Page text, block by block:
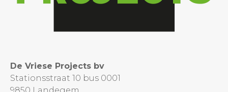
De Vriese Projects bv
Stationsstraat 10 bus 0001